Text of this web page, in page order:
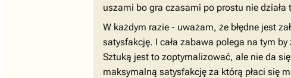
uszami bo gra czasami po prostu nie
W każdym razie - uważam, że błędne jest
satysfakcję. I cała zabawa polega na tym
Sztuką jest to zoptymalizować, ale nie da
maksymalną satysfakcję za którą płaci się